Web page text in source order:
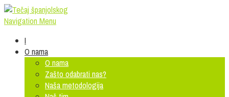
Navigation Menu
I
O nama
O nama
Zašto odabrati nas?
Naša metodologija